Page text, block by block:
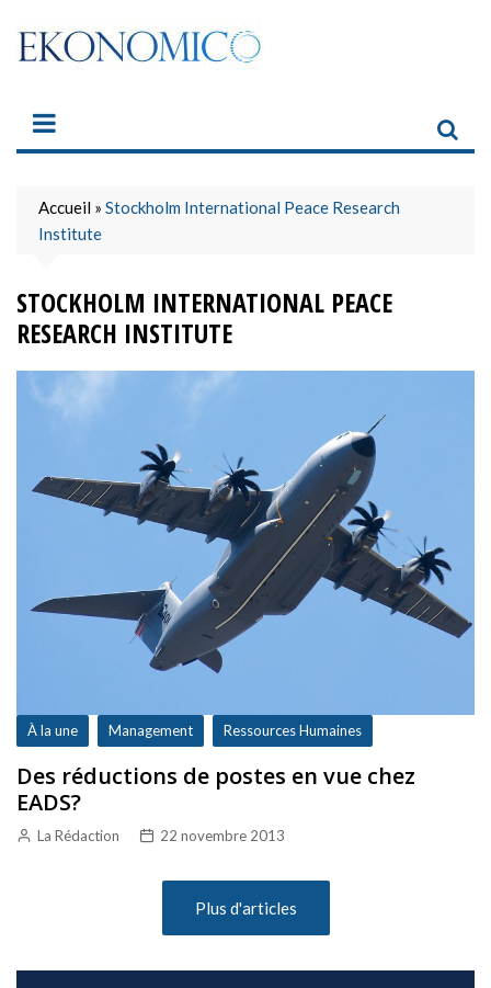
content
Accueil » Stockholm International Peace Research
Institute
STOCKHOLM INTERNATIONAL PEACE
RESEARCH INSTITUTE
À la une Management Ressources Humaines
Des réductions de postes en vue chez
EADS?
La Rédaction 22 novembre 2013
Plus d'articles